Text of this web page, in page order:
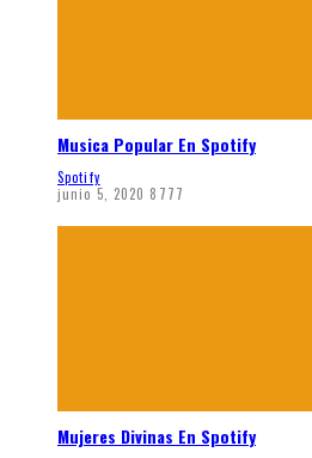
Musica Popular En Spotify
Spotify
junio 5, 2020 8777
Mujeres Divinas En Spotify